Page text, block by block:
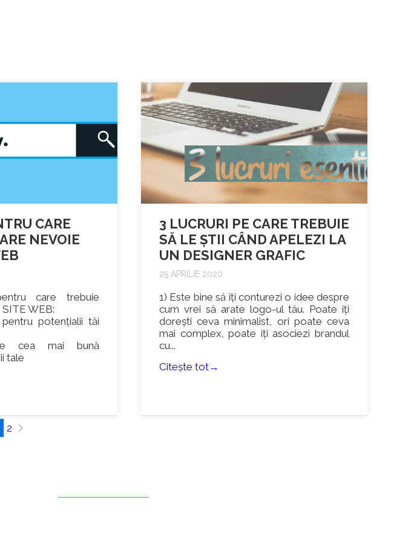
CARE
NEVOIE
care trebuie
SITE WEB:
potențialii tăi
cea mai bună
tale
3 LUCRURI PE CARE TREBUIE
SĂ LE ȘTII CÂND APELEZI LA
UN DESIGNER GRAFIC
25 APRILIE 2020
1) Este bine să îți conturezi o idee despre
cum vrei să arate logo-ul tău. Poate îți
dorești ceva minimalist, ori poate ceva
mai complex, poate îți asociezi brandul
cu...
Citește tot→
2